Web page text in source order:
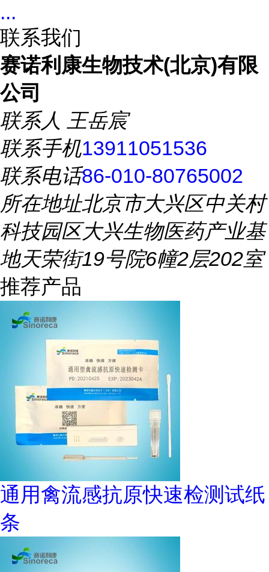
...
联系我们
赛诺利康生物技术(北京)有限
公司
联系人 王岳宸
联系手机13911051536
联系电话86-010-80765002
所在地址北京市大兴区中关村
科技园区大兴生物医药产业基
地天荣街19号院6幢2层202室
推荐产品
通用禽流感抗原快速检测试纸
条